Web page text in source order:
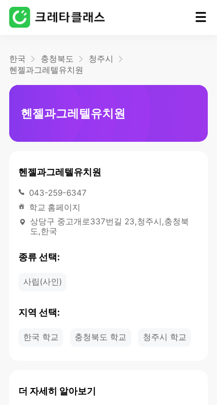
블로그
한국 충청북도
청주시
헨젤과그레텔유치원
헨젤과그레텔유치원
헨젤과그레텔유치원
043-259-6347
학교 홈페이지
상당구 중고개로337번길 23,청주시,충청북
도,한국
종류 선택:
사립(사인)
지역 선택:
한국 학교 충청북도 학교 청주시 학교
더 자세히 알아보기